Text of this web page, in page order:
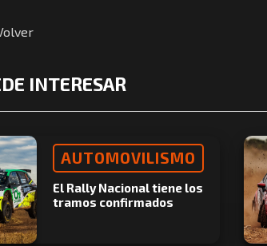
INTERESAR
AUTOMOVILISMO
El Rally Nacional tiene los
tramos confirmados